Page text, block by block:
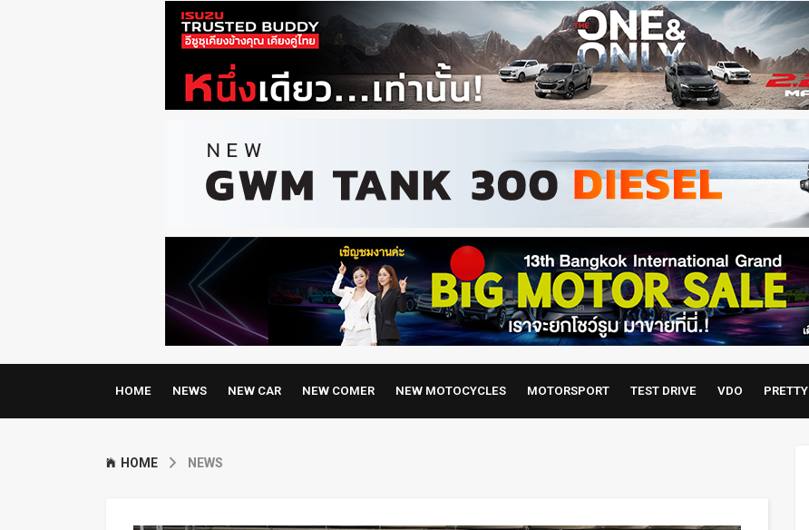
HOME NEWS NEW CAR NEW COMER NEW MOTOCYCLES MOTORSPORT TEST DRIVE VDO PRETTY
HOME NEWS